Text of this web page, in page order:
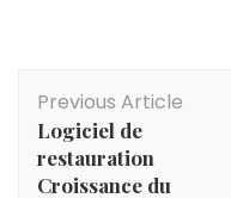
Navigation
Previous Article
Logiciel de
restauration
Croissance du